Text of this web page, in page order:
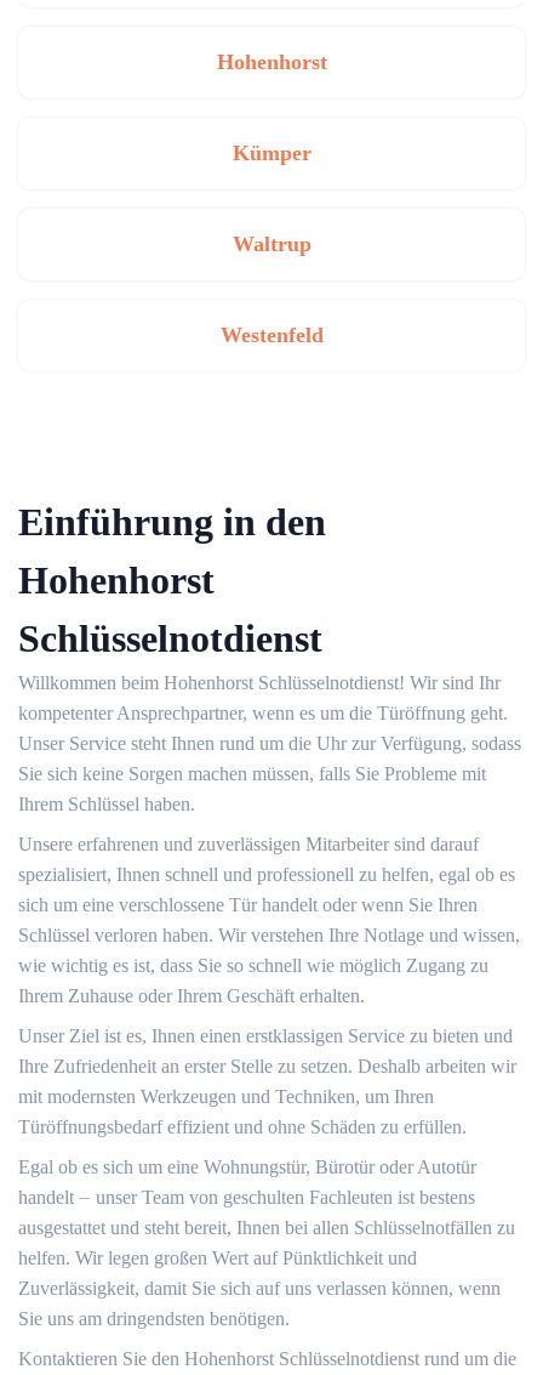
Hohenhorst
Kümper
Waltrup
Westenfeld
Einführung in den
Hohenhorst
Schlüsselnotdienst
Willkommen beim Hohenhorst Schlüsselnotdienst! Wir sind Ihr
kompetenter Ansprechpartner, wenn es um die Türöffnung geht.
Unser Service steht Ihnen rund um die Uhr zur Verfügung, sodass
Sie sich keine Sorgen machen müssen, falls Sie Probleme mit
Ihrem Schlüssel haben.
Unsere erfahrenen und zuverlässigen Mitarbeiter sind darauf
spezialisiert, Ihnen schnell und professionell zu helfen, egal ob es
sich um eine verschlossene Tür handelt oder wenn Sie Ihren
Schlüssel verloren haben.​ Wir verstehen Ihre Notlage und wissen,
wie wichtig es ist, dass Sie so schnell wie möglich Zugang zu
Ihrem Zuhause oder Ihrem Geschäft erhalten.​
Unser Ziel ist es, Ihnen einen erstklassigen Service zu bieten und
Ihre Zufriedenheit an erster Stelle zu setzen. Deshalb arbeiten wir
mit modernsten Werkzeugen und Techniken, um Ihren
Türöffnungsbedarf effizient und ohne Schäden zu erfüllen.​
Egal ob es sich um eine Wohnungstür, Bürotür oder Autotür
handelt ⏤ unser Team von geschulten Fachleuten ist bestens
ausgestattet und steht bereit, Ihnen bei allen Schlüsselnotfällen zu
helfen.​ Wir legen großen Wert auf Pünktlichkeit und
Zuverlässigkeit, damit Sie sich auf uns verlassen können, wenn
Sie uns am dringendsten benötigen.​
Kontaktieren Sie den Hohenhorst Schlüsselnotdienst rund um die